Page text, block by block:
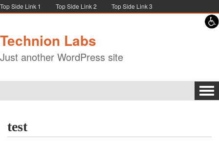
Skip to content
Skip to navigation
Top Side Link 1 Top Side Link 2 Top Side Link 3
Technion Labs
Just another WordPress site
test